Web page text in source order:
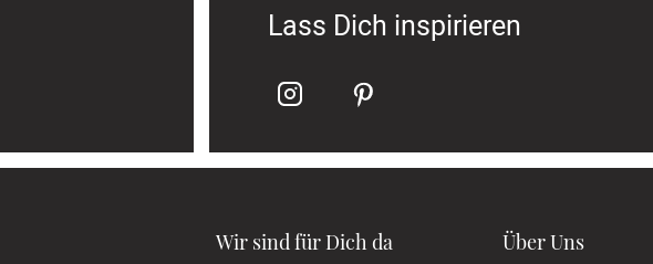
Lass Dich inspirieren
Wir sind für Dich da Über Uns